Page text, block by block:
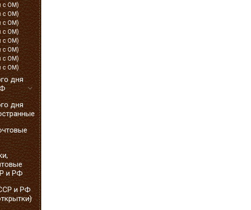
с ОМ)
с ОМ)
с ОМ)
с ОМ)
с ОМ)
с ОМ)
с ОМ)
с ОМ)
дня
дня
и РФ
и РФ